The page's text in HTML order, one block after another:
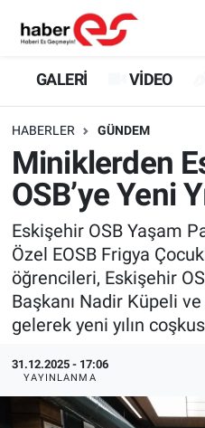
GALERİ VİDEO
HABERLER GÜNDEM
Miniklerden
OSB’ye Yeni
Eskişehir OSB Yaşam
Özel EOSB Frigya
öğrencileri, Eskişehir
Başkanı Nadir Küpeli
gelerek yeni yılın
31.12.2025 - 17:06
YAYINLANMA
GALERİ
YAZARLAR
GÜNDEM
SİYASET
TEKNOLOJİ
SPOR
Eskişehir Nöbetçi
Eskişehir Trafik
Süper Lig Puan
Tüm Manşetler
Son Dakika Haberleri